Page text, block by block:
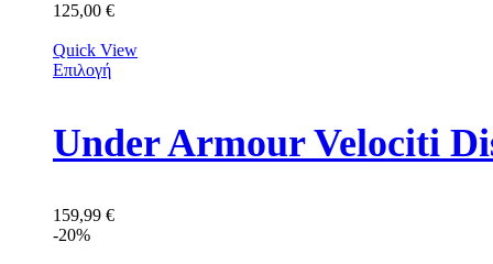
125,00 €
Quick View
Επιλογή
159,99 €
-20%